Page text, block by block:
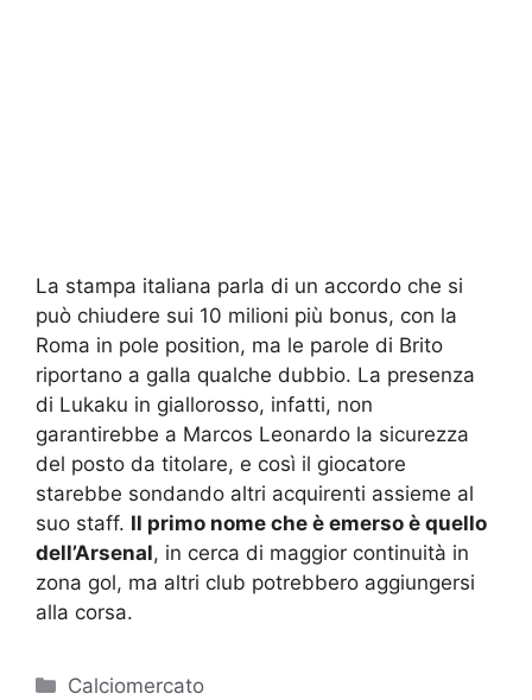
La stampa italiana parla di un accordo che si
può chiudere sui 10 milioni più bonus, con la
Roma in pole position, ma le parole di Brito
riportano a galla qualche dubbio. La presenza
di Lukaku in giallorosso, infatti, non
garantirebbe a Marcos Leonardo la sicurezza
del posto da titolare, e così il giocatore
starebbe sondando altri acquirenti assieme al
suo staff. Il primo nome che è emerso è quello
dell’Arsenal, in cerca di maggior continuità in
zona gol, ma altri club potrebbero aggiungersi
alla corsa.
Categorie
Calciomercato